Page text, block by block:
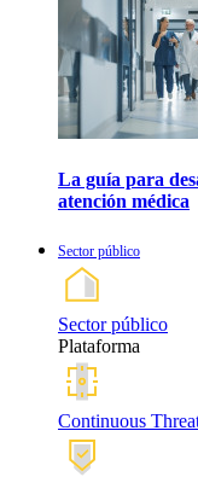
La guía para
atención médica
Sector público
Sector público
Plataforma
Continuous